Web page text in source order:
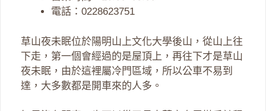
電話：0228623751
草山夜未眠位於陽明山上文化大學後山，從山上往
下走，第一個會經過的是屋頂上，再往下才是草山
夜未眠，由於這裡屬冷門區域，所以公車不易到
達，大多數都是開車來的人多。